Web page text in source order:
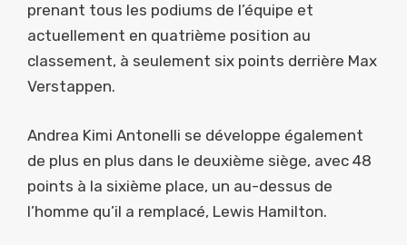
prenant tous les podiums de l’équipe et
actuellement en quatrième position au
classement, à seulement six points derrière Max
Verstappen.
Andrea Kimi Antonelli se développe également
de plus en plus dans le deuxième siège, avec 48
points à la sixième place, un au-dessus de
l’homme qu’il a remplacé, Lewis Hamilton.